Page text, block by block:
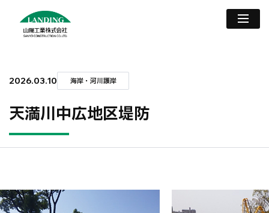
2026.03.10 海岸・河川護岸
天満川中広地区堤防